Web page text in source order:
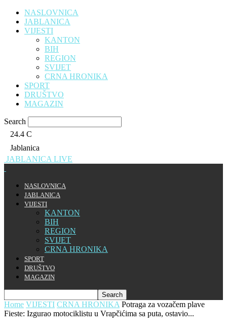
NASLOVNICA
JABLANICA
VIJESTI
KANTON
BIH
REGION
SVIJET
CRNA HRONIKA
SPORT
DRUŠTVO
MAGAZIN
Search
24.4 C
Jablanica
JABLANICA LIVE
NASLOVNICA
JABLANICA
VIJESTI
KANTON
BIH
REGION
SVIJET
CRNA HRONIKA
SPORT
DRUŠTVO
MAGAZIN
Home VIJESTI CRNA HRONIKA Potraga za vozačem plave
Fieste: Izgurao motociklistu u Vrapčićima sa puta, ostavio...